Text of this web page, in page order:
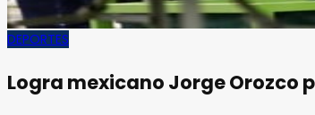
DEPORTES
Logra mexicano Jorge Orozco